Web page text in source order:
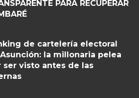
PARA RECUPERAR
de cartelería electoral
la millonaria pelea
ser visto antes de las